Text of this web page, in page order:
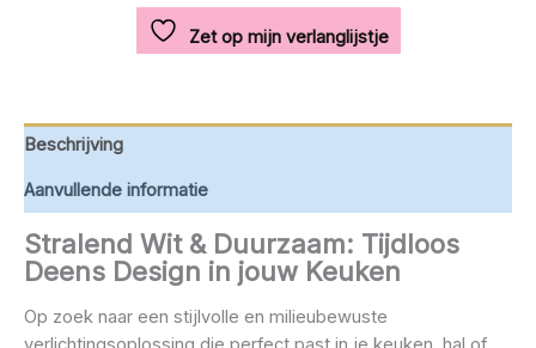
Zet op mijn verlanglijstje
Beschrijving
Aanvullende informatie
Stralend Wit & Duurzaam: Tijdloos
Deens Design in jouw Keuken
Op zoek naar een stijlvolle en milieubewuste